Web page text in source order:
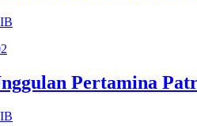
Pertamina